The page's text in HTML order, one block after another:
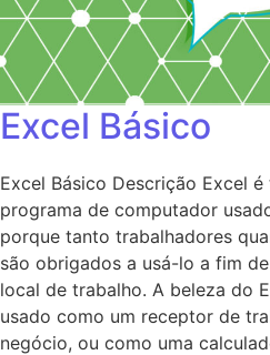
Excel Básico
Excel Básico Descrição Excel
programa de computador
porque tanto trabalhadores
são obrigados a usá-lo a fim
local de trabalho. A beleza do
usado como um receptor de
negócio, ou como uma